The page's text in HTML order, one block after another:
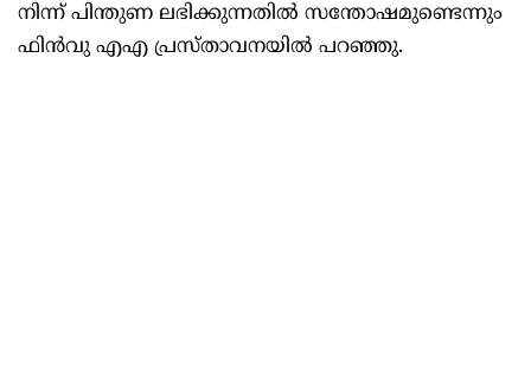
നിന്ന് പിന്തുണ ലഭിക്കുന്നതിൽ സന്തോഷമുണ്ടെന്നും
ഫിൻവു എഎ പ്രസ്താവനയിൽ പറഞ്ഞു.